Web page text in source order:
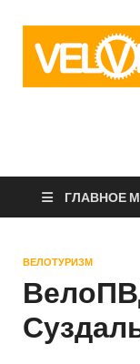
ГЛАВНОЕ
ВЕЛОТУРИЗМ